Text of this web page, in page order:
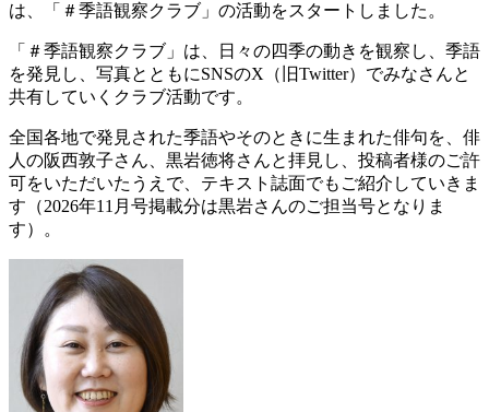
は、「＃季語観察クラブ」の活動をスタートしました。
「＃季語観察クラブ」は、日々の四季の動きを観察し、季語
を発見し、写真とともにSNSのX（旧Twitter）でみなさんと
共有していくクラブ活動です。
全国各地で発見された季語やそのときに生まれた俳句を、俳
人の阪西敦子さん、黒岩徳将さんと拝見し、投稿者様のご許
可をいただいたうえで、テキスト誌面でもご紹介していきま
す（2026年11月号掲載分は黒岩さんのご担当号となりま
す）。